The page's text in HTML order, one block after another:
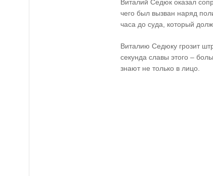
Виталий Седюк оказал
чего был вызван наряд
часа до суда, который
Виталию Седюку грозит
секунда славы этого –
знают не только в лицо.